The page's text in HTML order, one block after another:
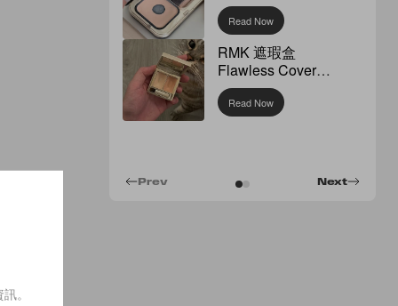
Read Now
RMK 遮瑕盒
Flawless Cover
Concealer
Read Now
Next
Prev
。